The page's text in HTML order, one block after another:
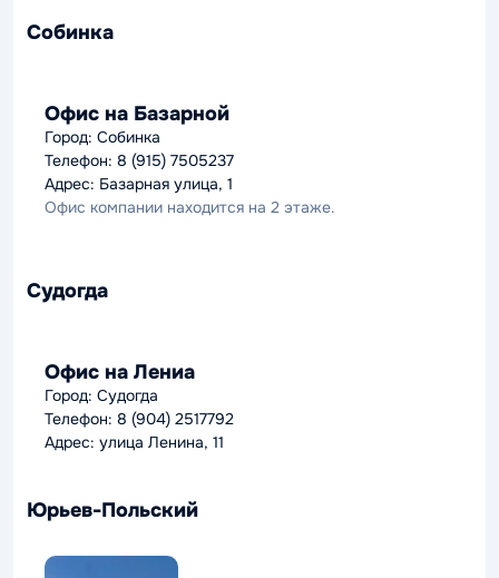
Собинка
Офис на Базарной
Город: Собинка
Телефон: 8 (915) 7505237
Адрес: Базарная улица, 1
Офис компании находится на 2 этаже.
Судогда
Офис на Лениа
Город: Судогда
Телефон: 8 (904) 2517792
Адрес: улица Ленина, 11
Юрьев-Польский